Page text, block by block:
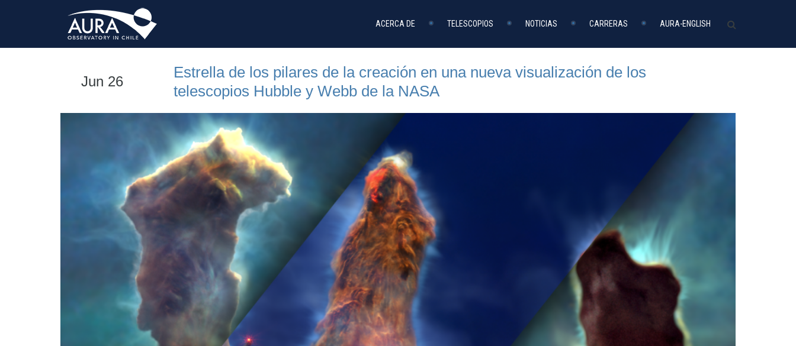
ACERCA DE TELESCOPIOS NOTICIAS CARRERAS AURA-ENGLISH
Jun 26
Estrella de los pilares de la creación en una nueva visualización de los
telescopios Hubble y Webb de la NASA